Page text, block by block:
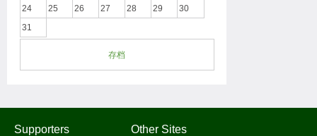
24
25 26 27 28 29
30
31
存档
Supporters Other Sites